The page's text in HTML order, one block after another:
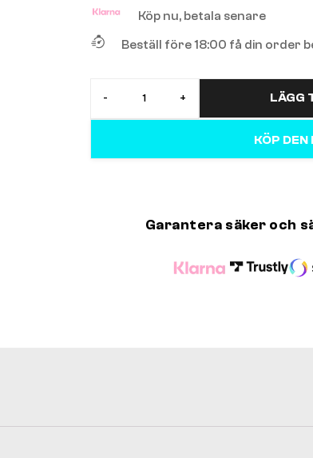
Köp nu, betala senare
Beställ före 18:00 få din order
- + LÄGG
KÖP DEN
Garantera säker och